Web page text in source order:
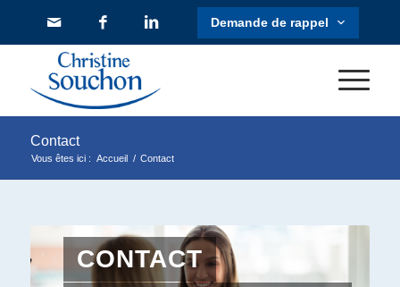
Contact
Vous êtes ici : Accueil / Contact
CONTACT